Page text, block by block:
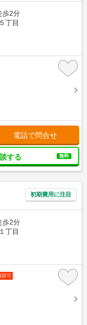
歩2分
丁目
電話で問合せ
する 無料
初期費用に注目
歩2分
丁目
談可